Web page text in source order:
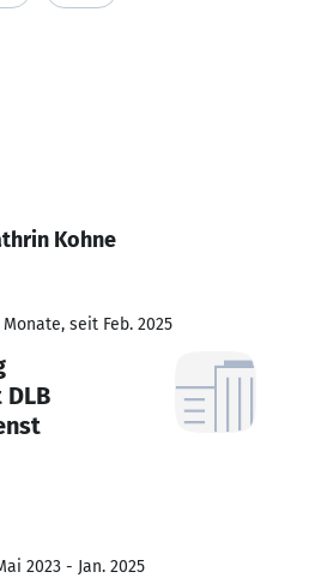
Kohne
Monate, seit Feb. 2025
2023 - Jan. 2025